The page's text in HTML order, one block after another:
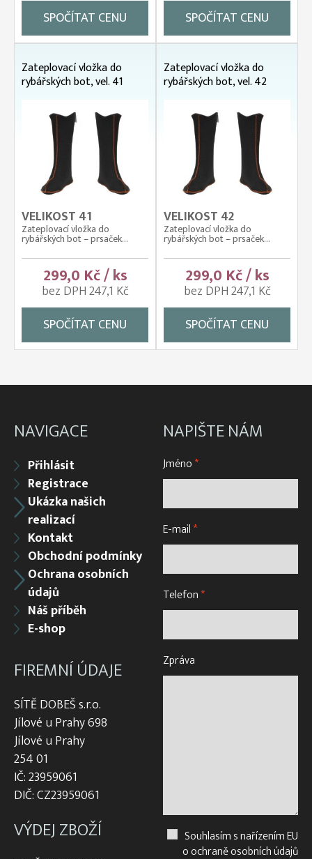
SPOČÍTAT CENU
SPOČÍTAT CENU
Zateplovací vložka do
rybářských bot, vel. 41
VELIKOST 41
Zateplovací vložka do
rybářských bot – prsaček...
299,0 Kč / ks
bez DPH 247,1 Kč
SPOČÍTAT CENU
Zateplovací vložka do
rybářských bot, vel. 42
VELIKOST 42
Zateplovací vložka do
rybářských bot – prsaček...
299,0 Kč / ks
bez DPH 247,1 Kč
SPOČÍTAT CENU
NAVIGACE
Přihlásit
Registrace
Ukázka našich
realizací
Kontakt
Obchodní podmínky
Ochrana osobních
údajů
Náš příběh
E-shop
FIREMNÍ ÚDAJE
SÍTĚ DOBEŠ s.r.o.
Jílové u Prahy 698
Jílové u Prahy
254 01
IČ: 23959061
DIČ: CZ23959061
VÝDEJ ZBOŽÍ
NAPIŠTE NÁM
Jméno*
E-mail*
Telefon*
Zpráva
Souhlasím s nařízením EU
o ochraně osobních údajů